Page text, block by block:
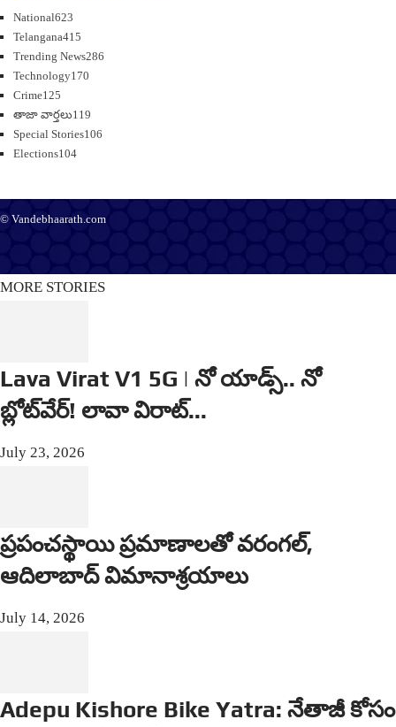
National623
Telangana415
Trending News286
Technology170
Crime125
తాజా వార్తలు119
Special Stories106
Elections104
© Vandebhaarath.com
MORE STORIES
Lava Virat V1 5G | నో యాడ్స్.. నో
బ్లోట్‌వేర్! లావా విరాట్...
July 23, 2026
ప్రపంచస్థాయి ప్రమాణాలతో వరంగల్,
ఆదిలాబాద్ విమానాశ్రయాలు
July 14, 2026
Adepu Kishore Bike Yatra: నేతాజీ కోసం